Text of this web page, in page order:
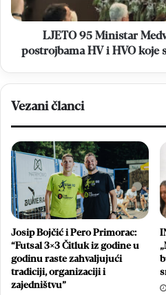
HV
i
koje
operaciji
LJETO 95 Ministar
postrojbama HV i HVO koje
Vezani članci
Josip Bojčić i Pero Primorac:
“Futsal 3×3 Čitluk iz godine u
godinu raste zahvaljujući
tradiciji, organizaciji i
zajedništvu”